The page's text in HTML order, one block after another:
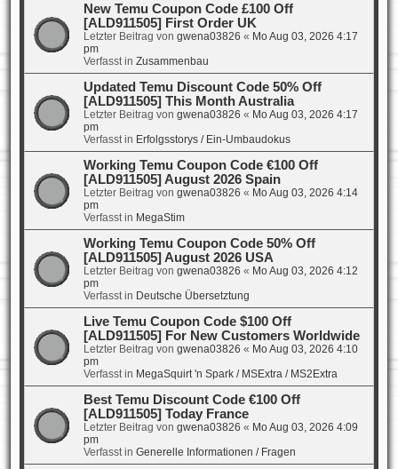
New Temu Coupon Code £100 Off
[ALD911505] First Order UK
Letzter Beitrag von gwena03826 « Mo Aug 03, 2026 4:17
pm
Verfasst in Zusammenbau
Updated Temu Discount Code 50% Off
[ALD911505] This Month Australia
Letzter Beitrag von gwena03826 « Mo Aug 03, 2026 4:17
pm
Verfasst in Erfolgsstorys / Ein-Umbaudokus
Working Temu Coupon Code €100 Off
[ALD911505] August 2026 Spain
Letzter Beitrag von gwena03826 « Mo Aug 03, 2026 4:14
pm
Verfasst in MegaStim
Working Temu Coupon Code 50% Off
[ALD911505] August 2026 USA
Letzter Beitrag von gwena03826 « Mo Aug 03, 2026 4:12
pm
Verfasst in Deutsche Übersetztung
Live Temu Coupon Code $100 Off
[ALD911505] For New Customers Worldwide
Letzter Beitrag von gwena03826 « Mo Aug 03, 2026 4:10
pm
Verfasst in MegaSquirt 'n Spark / MSExtra / MS2Extra
Best Temu Discount Code €100 Off
[ALD911505] Today France
Letzter Beitrag von gwena03826 « Mo Aug 03, 2026 4:09
pm
Verfasst in Generelle Informationen / Fragen